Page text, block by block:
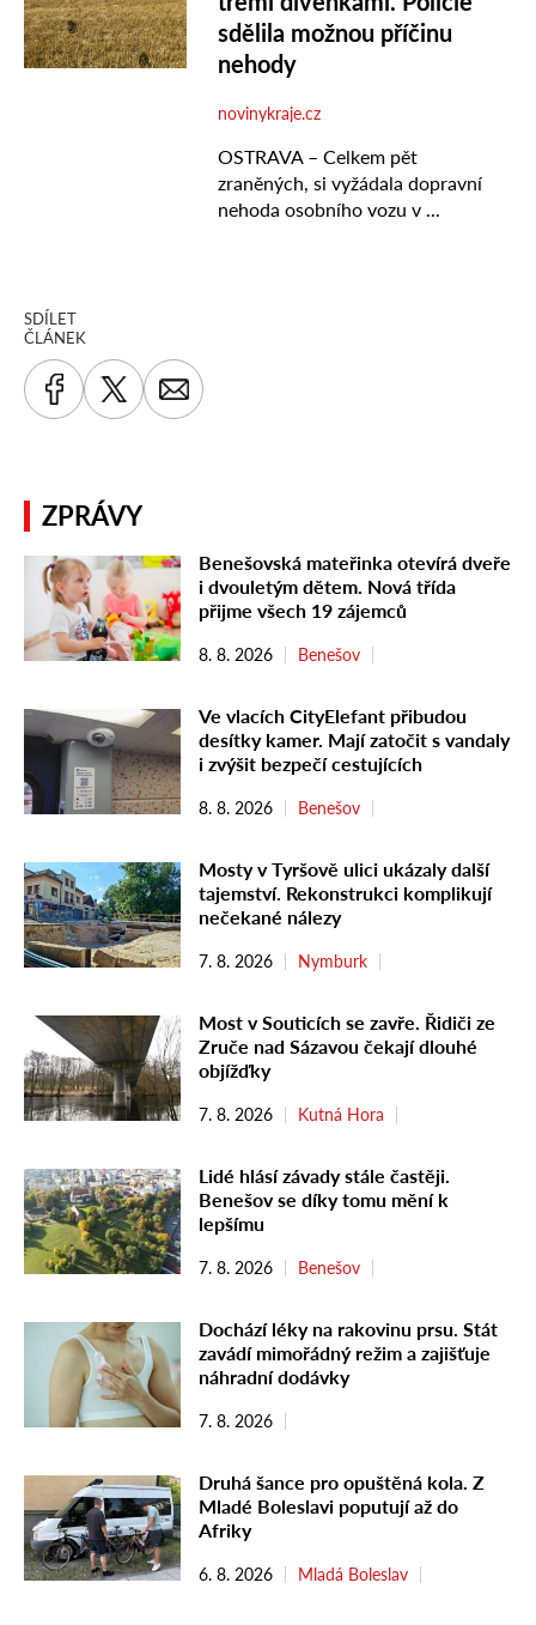
SDÍLET
ČLÁNEK
ZPRÁVY
Benešovská mateřinka otevírá dveře
i dvouletým dětem. Nová třída
přijme všech 19 zájemců
8. 8. 2026 Benešov
Ve vlacích CityElefant přibudou
desítky kamer. Mají zatočit s vandaly
i zvýšit bezpečí cestujících
8. 8. 2026 Benešov
Mosty v Tyršově ulici ukázaly další
tajemství. Rekonstrukci komplikují
nečekané nálezy
7. 8. 2026 Nymburk
Most v Souticích se zavře. Řidiči ze
Zruče nad Sázavou čekají dlouhé
objížďky
7. 8. 2026 Kutná Hora
Lidé hlásí závady stále častěji.
Benešov se díky tomu mění k
lepšímu
7. 8. 2026 Benešov
Dochází léky na rakovinu prsu. Stát
zavádí mimořádný režim a zajišťuje
náhradní dodávky
7. 8. 2026
Druhá šance pro opuštěná kola. Z
Mladé Boleslavi poputují až do
Afriky
6. 8. 2026 Mladá Boleslav